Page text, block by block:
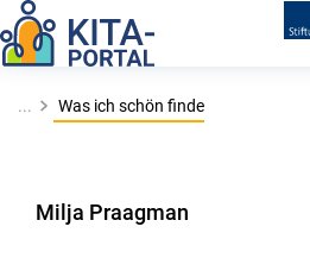
... Was ich schön finde
Milja Praagman